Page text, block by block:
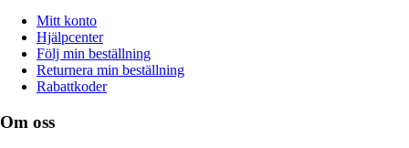
Mitt konto
Hjälpcenter
Följ min beställning
Returnera min beställning
Rabattkoder
Om oss